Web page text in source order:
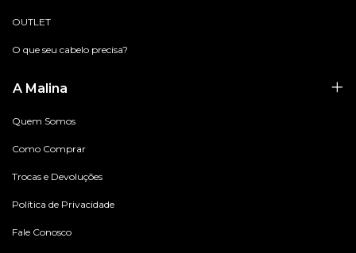
OUTLET
O que seu cabelo precisa?
A Malina
Quem Somos
Como Comprar
Trocas e Devoluções
Política de Privacidade
Fale Conosco